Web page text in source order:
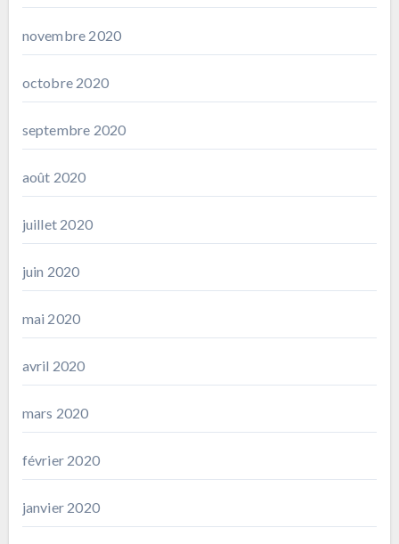
novembre 2020
octobre 2020
septembre 2020
août 2020
juillet 2020
juin 2020
mai 2020
avril 2020
mars 2020
février 2020
janvier 2020